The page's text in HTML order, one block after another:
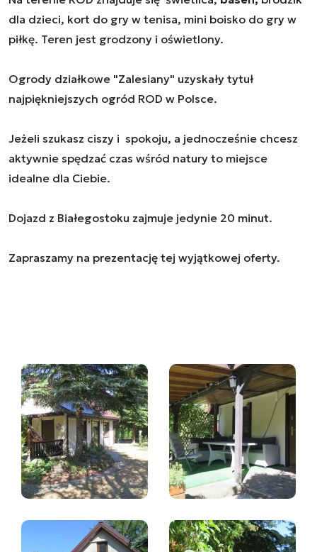
dla dzieci, kort do gry w tenisa, mini boisko do gry w
piłkę. Teren jest grodzony i oświetlony.
Ogrody działkowe "Zalesiany" uzyskały tytuł
najpiękniejszych ogród ROD w Polsce.
Jeżeli szukasz ciszy i spokoju, a jednocześnie chcesz
aktywnie spędzać czas wśród natury to miejsce
idealne dla Ciebie.
Dojazd z Białegostoku zajmuje jedynie 20 minut.
Zapraszamy na prezentację tej wyjątkowej oferty.